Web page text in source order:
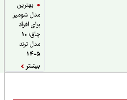
بهترین
مدل شومیز
برای افراد
چاق؛ 10
مدل ترند